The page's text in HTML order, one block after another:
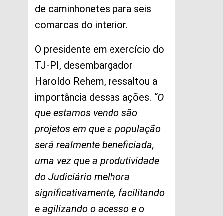
de caminhonetes para seis
comarcas do interior.
O presidente em exercício do
TJ-PI, desembargador
Haroldo Rehem, ressaltou a
importância dessas ações. “O
que estamos vendo são
projetos em que a população
será realmente beneficiada,
uma vez que a produtividade
do Judiciário melhora
significativamente, facilitando
e agilizando o acesso e o